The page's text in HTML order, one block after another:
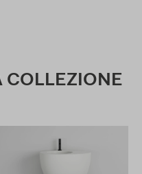
COLLEZIONE